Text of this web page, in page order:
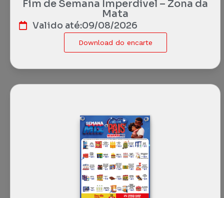
Fim de Semana Imperdível – Zona da
Mata
Valido até:09/08/2026
Download do encarte